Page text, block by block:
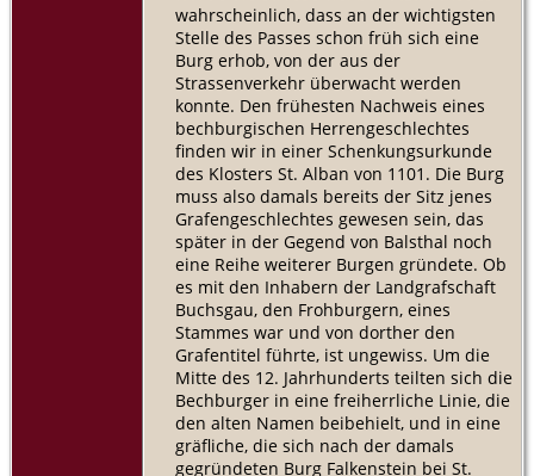
wahrscheinlich, dass an der wichtigsten
Stelle des Passes schon früh sich eine
Burg erhob, von der aus der
Strassenverkehr überwacht werden
konnte. Den frühesten Nachweis eines
bechburgischen Herrengeschlechtes
finden wir in einer Schenkungsurkunde
des Klosters St. Alban von 1101. Die Burg
muss also damals bereits der Sitz jenes
Grafengeschlechtes gewesen sein, das
später in der Gegend von Balsthal noch
eine Reihe weiterer Burgen gründete. Ob
es mit den Inhabern der Landgrafschaft
Buchsgau, den Frohburgern, eines
Stammes war und von dorther den
Grafentitel führte, ist ungewiss. Um die
Mitte des 12. Jahrhunderts teilten sich die
Bechburger in eine freiherrliche Linie, die
den alten Namen beibehielt, und in eine
gräfliche, die sich nach der damals
gegründeten Burg Falkenstein bei St.